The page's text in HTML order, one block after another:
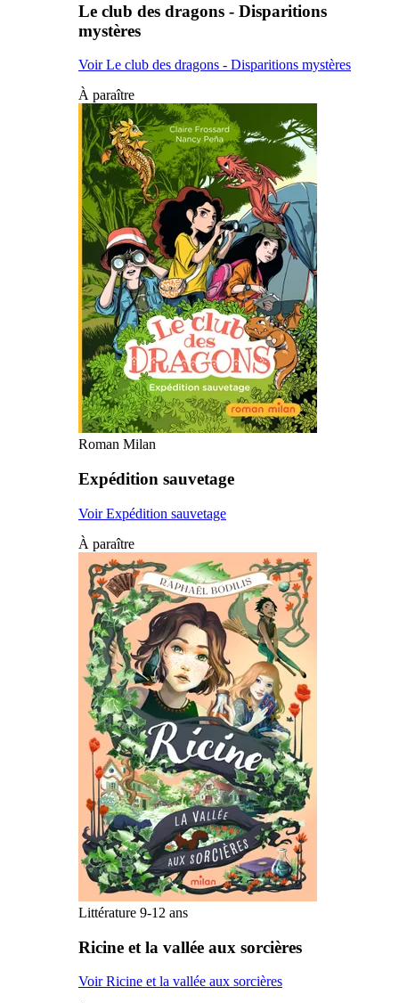
Le club des dragons - Disparitions
mystères
Voir Le club des dragons - Disparitions mystères
À paraître
Roman Milan
Expédition sauvetage
Voir Expédition sauvetage
À paraître
Littérature 9-12 ans
Ricine et la vallée aux sorcières
Voir Ricine et la vallée aux sorcières